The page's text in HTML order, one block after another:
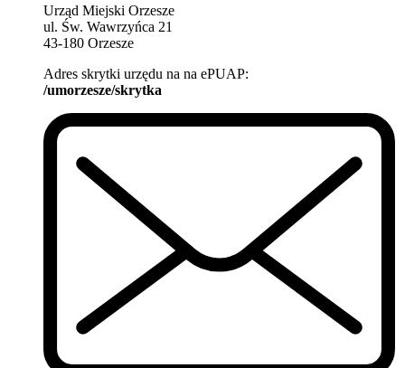
Urząd Miejski Orzesze
ul. Św. Wawrzyńca 21
43-180 Orzesze
Adres skrytki urzędu na na ePUAP:
/umorzesze/skrytka